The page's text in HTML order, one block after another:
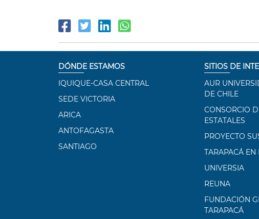
DÓNDE ESTAMOS
IQUIQUE-CASA CENTRAL
SEDE VICTORIA
ARICA
ANTOFAGASTA
SANTIAGO
SITIOS DE
AUR
DE CHILE
CONSORCIO
ESTATALES
PROYECTO
TARAPACÁ
UNIVERSIA
REUNA
FUNDACIÓN
TARAPACÁ